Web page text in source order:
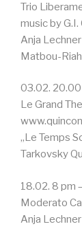
Trio
music by
Anja
Matbou-
03.02. 20.00
Le Grand
„Le Temps
Tarkovsky
18.02. 8 pm
Moderato
Anja